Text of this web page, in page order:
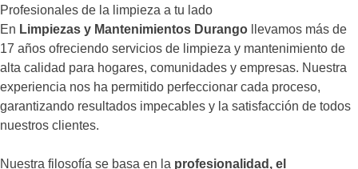
Profesionales de la limpieza a tu lado
En Limpiezas y Mantenimientos Durango llevamos más de
17 años ofreciendo servicios de limpieza y mantenimiento de
alta calidad para hogares, comunidades y empresas. Nuestra
experiencia nos ha permitido perfeccionar cada proceso,
garantizando resultados impecables y la satisfacción de todos
nuestros clientes.
Nuestra filosofía se basa en la profesionalidad, el